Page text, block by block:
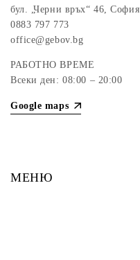
бул. „Черни връх“ 46, София
0883 797 773
office@gebov.bg
РАБОТНО ВРЕМЕ
Всеки ден: 08:00 – 20:00
Google maps
МЕНЮ